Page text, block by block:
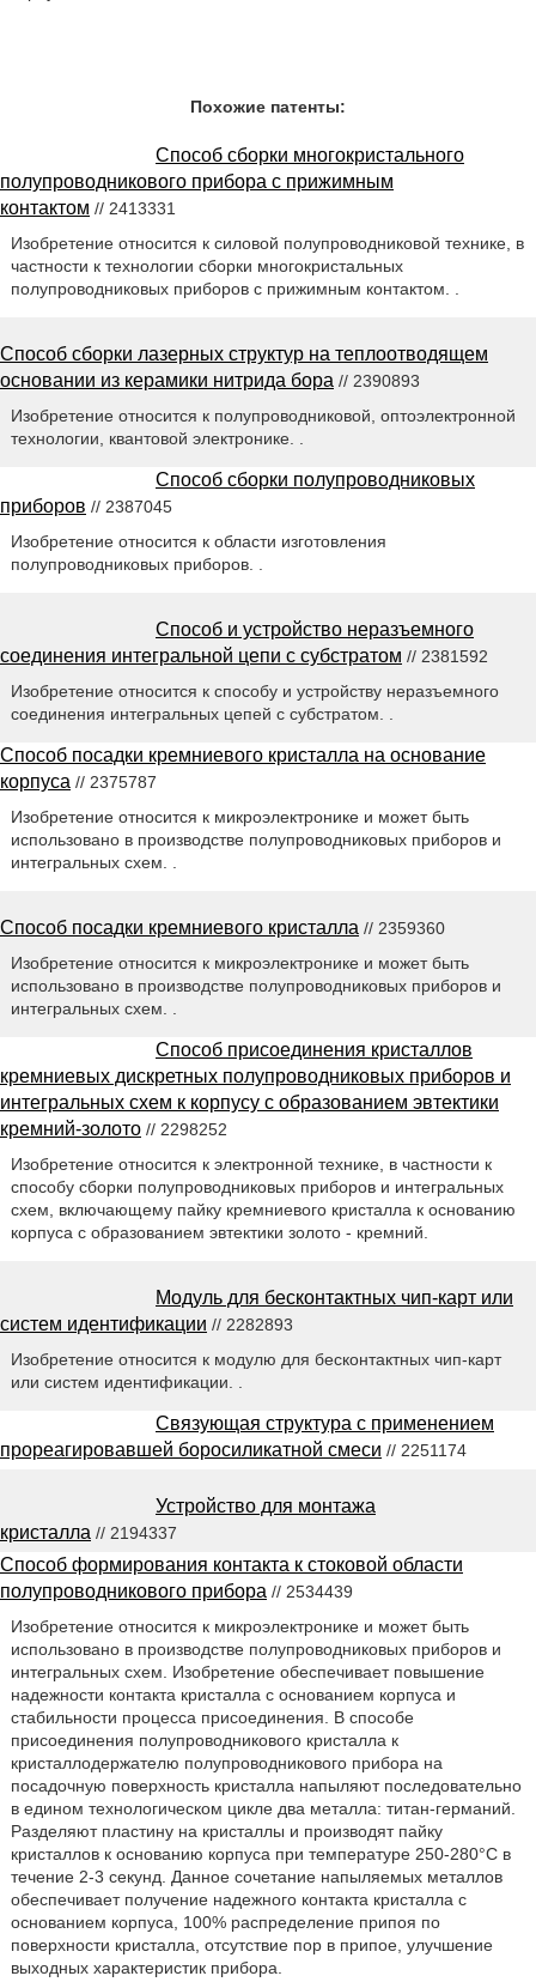
Похожие патенты:
Способ сборки многокристального
полупроводникового прибора с прижимным
контактом // 2413331
Изобретение относится к силовой полупроводниковой технике, в
частности к технологии сборки многокристальных
полупроводниковых приборов с прижимным контактом. .
Способ сборки лазерных структур на теплоотводящем
основании из керамики нитрида бора // 2390893
Изобретение относится к полупроводниковой, оптоэлектронной
технологии, квантовой электронике. .
Способ сборки полупроводниковых
приборов // 2387045
Изобретение относится к области изготовления
полупроводниковых приборов. .
Способ и устройство неразъемного
соединения интегральной цепи с субстратом // 2381592
Изобретение относится к способу и устройству неразъемного
соединения интегральных цепей с субстратом. .
Способ посадки кремниевого кристалла на основание
корпуса // 2375787
Изобретение относится к микроэлектронике и может быть
использовано в производстве полупроводниковых приборов и
интегральных схем. .
Способ посадки кремниевого кристалла // 2359360
Изобретение относится к микроэлектронике и может быть
использовано в производстве полупроводниковых приборов и
интегральных схем. .
Способ присоединения кристаллов
кремниевых дискретных полупроводниковых приборов и
интегральных схем к корпусу с образованием эвтектики
кремний-золото // 2298252
Изобретение относится к электронной технике, в частности к
способу сборки полупроводниковых приборов и интегральных
схем, включающему пайку кремниевого кристалла к основанию
корпуса с образованием эвтектики золото - кремний.
Модуль для бесконтактных чип-карт или
систем идентификации // 2282893
Изобретение относится к модулю для бесконтактных чип-карт
или систем идентификации. .
Связующая структура с применением
прореагировавшей боросиликатной смеси // 2251174
Устройство для монтажа
кристалла // 2194337
Способ формирования контакта к стоковой области
полупроводникового прибора // 2534439
Изобретение относится к микроэлектронике и может быть
использовано в производстве полупроводниковых приборов и
интегральных схем. Изобретение обеспечивает повышение
надежности контакта кристалла с основанием корпуса и
стабильности процесса присоединения. В способе
присоединения полупроводникового кристалла к
кристаллодержателю полупроводникового прибора на
посадочную поверхность кристалла напыляют последовательно
в едином технологическом цикле два металла: титан-германий.
Разделяют пластину на кристаллы и производят пайку
кристаллов к основанию корпуса при температуре 250-280°С в
течение 2-3 секунд. Данное сочетание напыляемых металлов
обеспечивает получение надежного контакта кристалла с
основанием корпуса, 100% распределение припоя по
поверхности кристалла, отсутствие пор в припое, улучшение
выходных характеристик прибора.